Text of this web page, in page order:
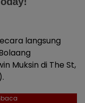
langsung
Muksin di The St,